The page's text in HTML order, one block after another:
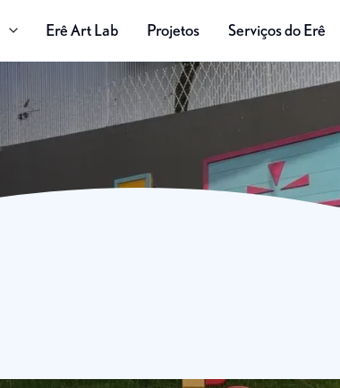
Erê Art Lab Projetos Serviços do Erê